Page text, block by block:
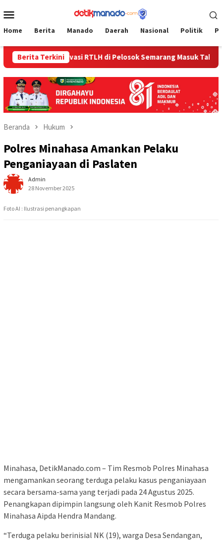
ke
Mobile
Home Berita Manado Daerah Nasional Politik
Berita Terkini
Renovasi RTLH di Pelosok Semarang Masuk Tahap
Beranda Hukum
Polres Minahasa Amankan Pelaku
Penganiayaan di Paslaten
Admin
28 November 2025
Foto AI : Ilustrasi penangkapan
Minahasa, DetikManado.com – Tim Resmob Polres Minahasa
mengamankan seorang terduga pelaku kasus penganiayaan
secara bersama-sama yang terjadi pada 24 Agustus 2025.
Penangkapan dipimpin langsung oleh Kanit Resmob Polres
Minahasa Aipda Hendra Mandang.
“Terduga pelaku berinisial NK (19), warga Desa Sendangan,